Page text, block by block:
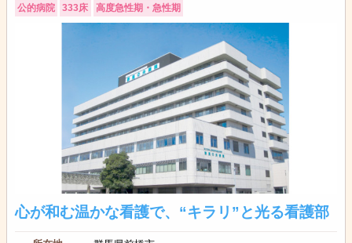
公的病院 333床 高度急性期・急性期
心が和む温かな看護で、“キラリ”と光る看護部